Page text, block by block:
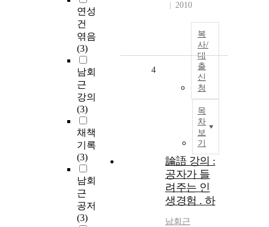
연성
건
엮음
(3)
남회
근
강의
(3)
채책
기록
(3)
남회
근
공저
(3)
2010
복
사/
대
출
신
청
목
차
보
기
4
論語 강의 :
공자가 들
려주는 인
생경험 . 하
남회근